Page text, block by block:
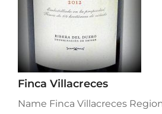
Finca Villacreces
Name Finca Villacreces